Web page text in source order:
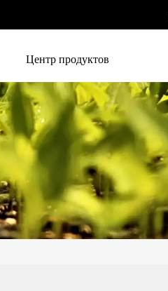
Центр продуктов